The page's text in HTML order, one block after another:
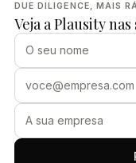
DUE DILIGENCE, MAIS
Veja a Plausity
Termos
Política de Segurança